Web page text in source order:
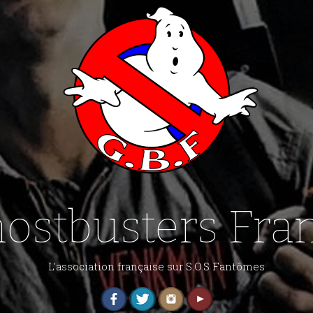
L'association française sur S.O.S Fantômes